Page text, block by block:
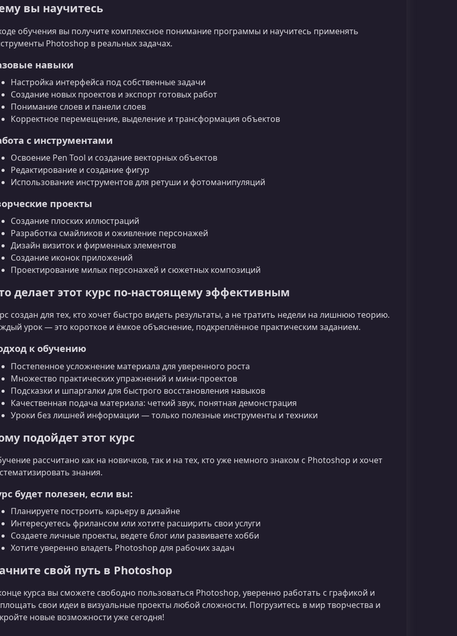
вы научитесь
обучения вы получите комплексное понимание программы и научитесь применять
Photoshop в реальных задачах.
навыки
Настройка интерфейса под собственные задачи
Создание новых проектов и экспорт готовых работ
Понимание слоев и панели слоев
Корректное перемещение, выделение и трансформация объектов
с инструментами
Освоение Pen Tool и создание векторных объектов
Редактирование и создание фигур
Использование инструментов для ретуши и фотоманипуляций
проекты
Создание плоских иллюстраций
Разработка смайликов и оживление персонажей
Дизайн визиток и фирменных элементов
Создание иконок приложений
Проектирование милых персонажей и сюжетных композиций
делает этот курс по-настоящему эффективным
создан для тех, кто хочет быстро видеть результаты, а не тратить недели на лишнюю теорию.
урок — это короткое и ёмкое объяснение, подкреплённое практическим заданием.
к обучению
Постепенное усложнение материала для уверенного роста
Множество практических упражнений и мини-проектов
Подсказки и шпаргалки для быстрого восстановления навыков
Качественная подача материала: четкий звук, понятная демонстрация
Уроки без лишней информации — только полезные инструменты и техники
подойдет этот курс
рассчитано как на новичков, так и на тех, кто уже немного знаком с Photoshop и хочет
знания.
будет полезен, если вы:
Планируете построить карьеру в дизайне
Интересуетесь фрилансом или хотите расширить свои услуги
Создаете личные проекты, ведете блог или развиваете хобби
Хотите уверенно владеть Photoshop для рабочих задач
свой путь в Photoshop
курса вы сможете свободно пользоваться Photoshop, уверенно работать с графикой и
свои идеи в визуальные проекты любой сложности. Погрузитесь в мир творчества и
новые возможности уже сегодня!